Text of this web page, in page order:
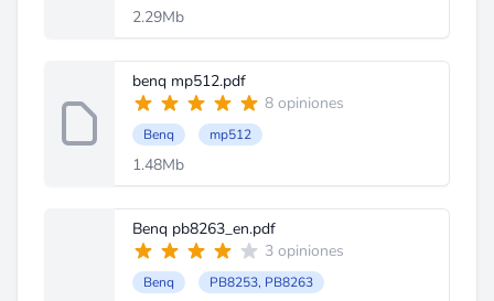
2.29Mb
benq mp512.pdf
8 opiniones
Benq mp512
1.48Mb
Benq pb8263_en.pdf
3 opiniones
Benq PB8253, PB8263